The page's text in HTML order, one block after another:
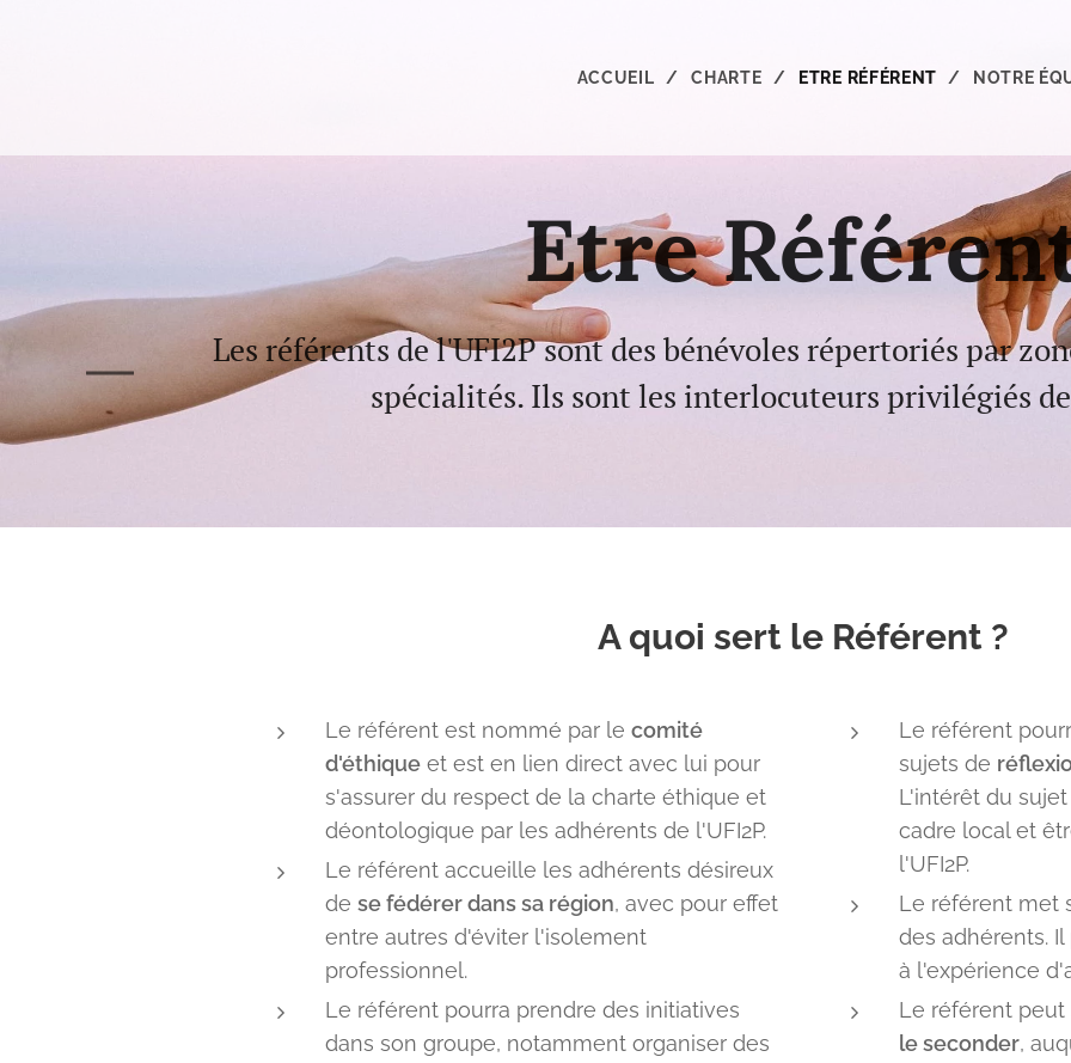
ACCUEIL CHARTE ETRE RÉFÉRENT NOTRE
Etre
Les référents de l'UFI2P sont des bénévoles répertoriés par
spécialités. Ils sont les interlocuteurs privilégiés
A quoi sert le Référent ?
Le référent est nommé par le comité
d'éthique et est en lien direct avec lui pour
s'assurer du respect de la charte éthique et
déontologique par les adhérents de l'UFI2P.
Le référent accueille les adhérents désireux
de se fédérer dans sa région, avec pour effet
entre autres d'éviter l'isolement
professionnel.
Le référent pourra prendre des initiatives
dans son groupe, notamment organiser des
Le référent
sujets de
L'intérêt du
cadre local et
l'UFI2P.
Le référent met
des adhérents.
à l'expérience
Le référent
le seconder,